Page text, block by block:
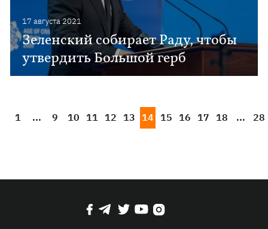
17 августа 2021
Зеленский собирает Раду, чтобы
утвердить Большой герб
1 ... 9 10 11 12 13 14 15 16 17 18 ... 28